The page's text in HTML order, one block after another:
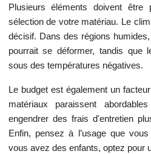
Plusieurs éléments doivent
sélection de votre matériau. Le
décisif. Dans des régions
pourrait se déformer, tandis que
sous des températures négatives.
Le budget est également un
matériaux paraissent
engendrer des frais d'entretien
Enfin, pensez à l’usage que
vous avez des enfants, optez pour